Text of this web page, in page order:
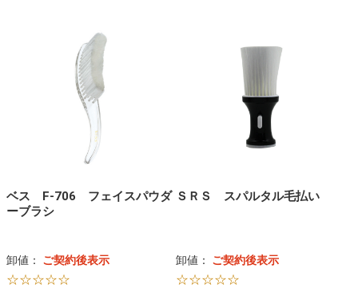
ベス F-706 フェイスパウダ
ーブラシ
卸値： ご契約後表示
☆☆☆☆☆
ＳＲＳ スパルタル毛払い
卸値： ご契約後表示
☆☆☆☆☆